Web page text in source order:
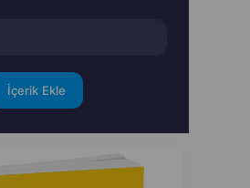
İçerik Ekle